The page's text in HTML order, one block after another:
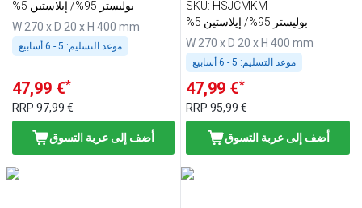
%5 بوليستر 95%/ إيلاستين
W 270 x D 20 x H 400 mm
موعد التسليم:
47,99 €*
RRP 97,99 €
أضف إلى عربة التسوق
SKU: HSJCMKM
%5 بوليستر 95%/ إيلاستين
W 270 x D 20 x H 400 mm
موعد التسليم:
47,99 €*
RRP95,99 €
أضف إلى عربة التسوق